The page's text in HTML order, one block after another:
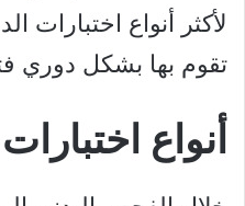
لأكثر أنواع اختبارات
تقوم بها بشكل دوري
أنواع